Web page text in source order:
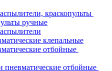
краскопульты
ручные
клепальные
отбойные
пневматические отбойные